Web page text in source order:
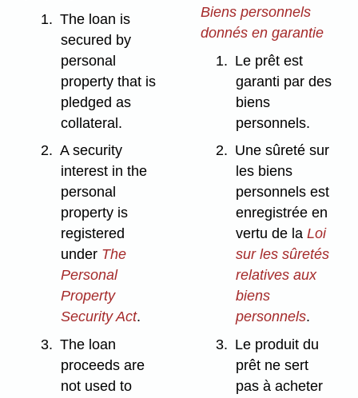
1. The loan is
secured by
personal
property that is
pledged as
collateral.
2. A security
interest in the
personal
property is
registered
under The
Personal
Property
Security Act.
3. The loan
proceeds are
not used to
Biens personnels
donnés en garantie
1. Le prêt est
garanti par des
biens
personnels.
2. Une sûreté sur
les biens
personnels est
enregistrée en
vertu de laLoi
sur les sûretés
relatives aux
biens
personnels.
3. Le produit du
prêt ne sert
pas à acheter